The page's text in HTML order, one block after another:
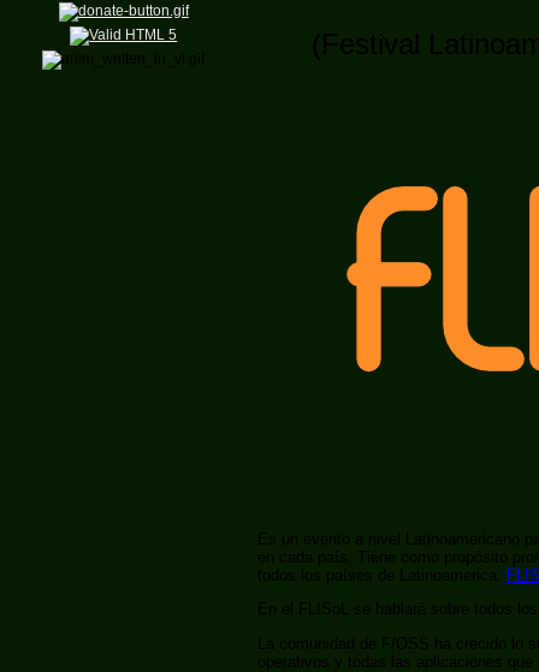
(Festival
Es un evento a nivel Latinoamericano
en cada país. Tiene como propósito
todos los países de Latinoamerica.
En el FLISoL se hablará sobre todos
La comunidad de F/OSS ha crecido lo
operativos y todas las aplicaciones